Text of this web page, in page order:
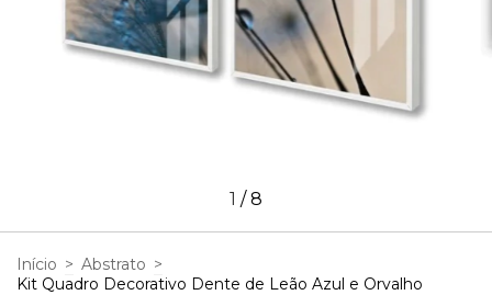
1 /8
Início > Abstrato >
Kit Quadro Decorativo Dente de Leão Azul e Orvalho